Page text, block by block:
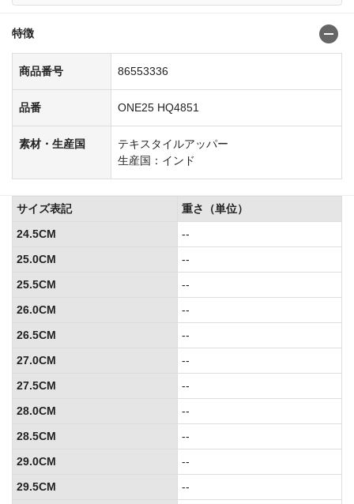
特徴
商品番号 86553336
品番 ONE25 HQ4851
素材・生産国
テキスタイルアッパー
生産国：インド
サイズ表記
重さ（単位）
24.5CM
--
25.0CM
--
25.5CM
--
26.0CM
--
26.5CM
--
27.0CM
--
27.5CM
--
28.0CM
--
28.5CM
--
29.0CM
--
29.5CM
--